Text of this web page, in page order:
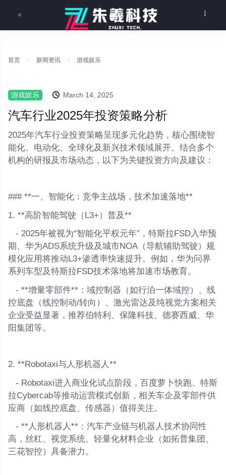
首页 新闻资讯 游戏娱乐
游戏娱乐 March 14, 2025
汽车行业2025年投资策略分析
2025年汽车行业投资策略呈现多元化趋势，核心围绕智
能化、电动化、全球化及新兴技术领域展开。结合多个
机构的研报及市场动态，以下为关键投资方向及建议：
### **一、智能化：竞争主战场，技术加速落地**
1. **高阶智能驾驶（L3+）普及**
- 2025年被视为“智能化平权元年”，特斯拉FSD入华预
期、华为ADS系统升级及城市NOA（导航辅助驾驶）规
模化应用将推动L3+渗透率快速提升。例如，华为问界
系列车型及特斯拉FSD技术落地将加速市场教育。
- **增量零部件**：域控制器（如行泊一体域控）、线
控底盘（线控制动/转向）、激光雷达及纯视觉方案相关
企业受益显著，推荐伯特利、保隆科技、德赛西威、华
阳集团等。
2. **Robotaxi与人形机器人**
- Robotaxi进入商业化试点阶段，百度萝卜快跑、特斯
拉Cybercab等推动运营模式创新，相关车企及零部件供
应商（如线控底盘、传感器）值得关注。
- **人形机器人**：汽车产业链与机器人技术协同性
高，丝杠、视觉系统、轻量化材料企业（如拓普集团、
三花智控）具备潜力。